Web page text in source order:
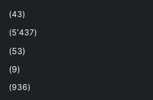
(43)
(5٬437)
(53)
(9)
(936)